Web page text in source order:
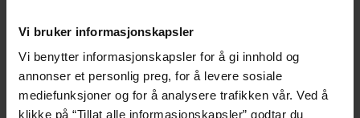
Vi bruker informasjonskapsler
Vi benytter informasjonskapsler for å gi innhold og
annonser et personlig preg, for å levere sosiale
mediefunksjoner og for å analysere trafikken vår. Ved å
klikke på “Tillat alle informasjonskapsler” godtar du